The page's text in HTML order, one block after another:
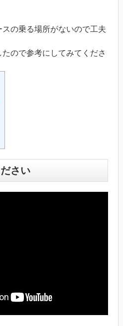
の乗る場所がないので工夫
ので参考にしてみてくださ
さい